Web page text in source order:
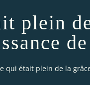
plein
qui était plein de la